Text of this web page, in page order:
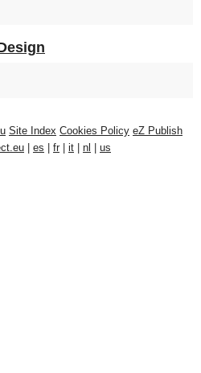
Site Index Cookies Policy eZ Publish
es fr it nl us